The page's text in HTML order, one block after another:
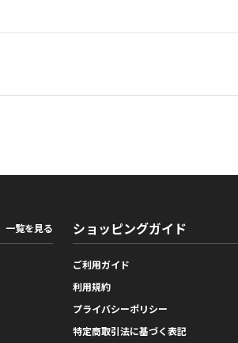
一覧を見る ショッピングガイド
ご利用ガイド
利用規約
プライバシーポリシー
特定商取引法に基づく表記